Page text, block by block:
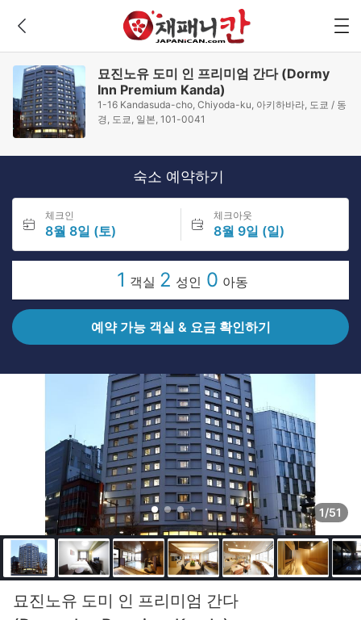
묘진노유 도미 인 프리미엄 간다 (Dormy
Inn Premium Kanda)
1-16 Kandasuda-cho, Chiyoda-ku, 아키하바라, 도쿄 / 동
경, 도쿄, 일본, 101-0041
숙소 예약하기
체크인
8월 8일 (토)
체크아웃
8월 9일 (일)
1 객실 2 성인 0 아동
예약 가능 객실 & 요금 확인하기
1/51
묘진노유 도미 인 프리미엄 간다